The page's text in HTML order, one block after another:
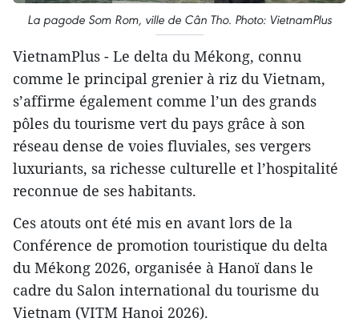
La pagode Som Rom, ville de Cân Tho. Photo: VietnamPlus
VietnamPlus - Le delta du Mékong, connu
comme le principal grenier à riz du Vietnam,
s’affirme également comme l’un des grands
pôles du tourisme vert du pays grâce à son
réseau dense de voies fluviales, ses vergers
luxuriants, sa richesse culturelle et l’hospitalité
reconnue de ses habitants.
Ces atouts ont été mis en avant lors de la
Conférence de promotion touristique du delta
du Mékong 2026, organisée à Hanoï dans le
cadre du Salon international du tourisme du
Vietnam (VITM Hanoi 2026).